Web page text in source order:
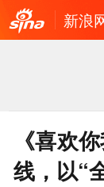
新浪
《喜欢
线，以“